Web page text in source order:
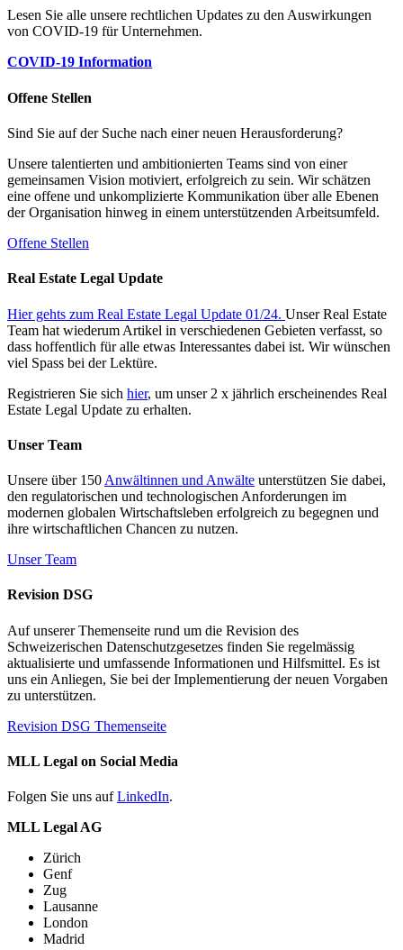
Lesen Sie alle unsere rechtlichen Updates zu den Auswirkungen
von COVID-19 für Unternehmen.
COVID-19 Information
Offene Stellen
Sind Sie auf der Suche nach einer neuen Herausforderung?
Unsere talentierten und ambitionierten Teams sind von einer
gemeinsamen Vision motiviert, erfolgreich zu sein. Wir schätzen
eine offene und unkomplizierte Kommunikation über alle Ebenen
der Organisation hinweg in einem unterstützenden Arbeitsumfeld.
Offene Stellen
Real Estate Legal Update
Hier gehts zum Real Estate Legal Update 01/24. Unser Real Estate
Team hat wiederum Artikel in verschiedenen Gebieten verfasst, so
dass hoffentlich für alle etwas Interessantes dabei ist. Wir wünschen
viel Spass bei der Lektüre.
Registrieren Sie sich hier, um unser 2 x jährlich erscheinendes Real
Estate Legal Update zu erhalten.
Unser Team
Unsere über 150 Anwältinnen und Anwälte unterstützen Sie dabei,
den regulatorischen und technologischen Anforderungen im
modernen globalen Wirtschaftsleben erfolgreich zu begegnen und
ihre wirtschaftlichen Chancen zu nutzen.
Unser Team
Revision DSG
Auf unserer Themenseite rund um die Revision des
Schweizerischen Datenschutzgesetzes finden Sie regelmässig
aktualisierte und umfassende Informationen und Hilfsmittel. Es ist
uns ein Anliegen, Sie bei der Implementierung der neuen Vorgaben
zu unterstützen.
Revision DSG Themenseite
MLL Legal on Social Media
Folgen Sie uns aufLinkedIn.
MLL Legal AG
Zürich
Genf
Zug
Lausanne
London
Madrid